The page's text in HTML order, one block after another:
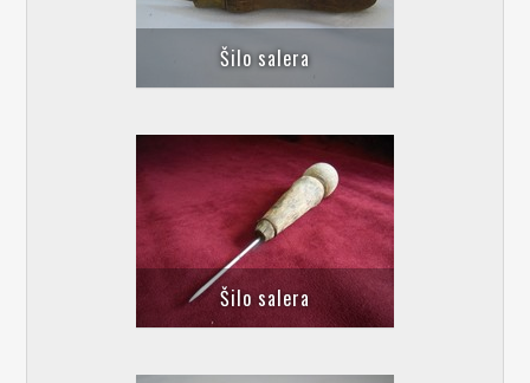
Šilo salera
Šilo salera